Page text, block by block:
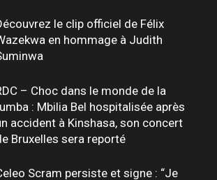
le clip officiel de Félix
en hommage à Judith
– Choc dans le monde de la
: Mbilia Bel hospitalisée après
accident à Kinshasa, son concert
Bruxelles sera reporté
Scram persiste et signe : “Je